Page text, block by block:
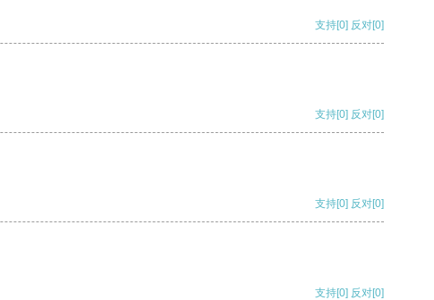
支持[0] 反对[0]
支持[0] 反对[0]
支持[0] 反对[0]
支持[0] 反对[0]